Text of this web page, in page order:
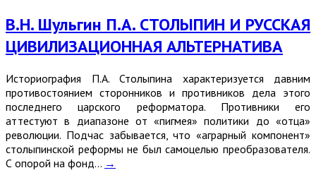
В.Н. Шульгин П.А. CТОЛЫПИН И РУССКАЯ
ЦИВИЛИЗАЦИОННАЯ АЛЬТЕРНАТИВА
Историография П.А. Столыпина характеризуется давним
противостоянием сторонников и противников дела этого
последнего царского реформатора. Противники его
аттестуют в диапазоне от «пигмея» политики до «отца»
революции. Подчас забывается, что «аграрный компонент»
столыпинской реформы не был самоцелью преобразователя.
С опорой на фонд… →